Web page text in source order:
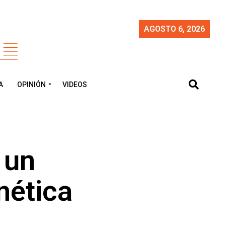
AGOSTO 6, 2026
OPINIÓN VIDEOS